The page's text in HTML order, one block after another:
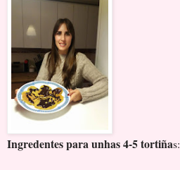
Ingredentes para unhas 4-5 tortiñas: